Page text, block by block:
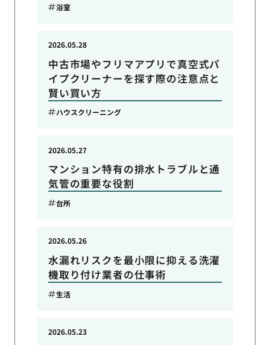
浴室
中古市場やフリマアプリで真空式パ
イプクリーナーを探す際の注意点と
賢い買い方
2026.05.28
ハウスクリーニング
マンション特有の排水トラブルと通
気管の重要な役割
2026.05.27
台所
水漏れリスクを最小限に抑える洗濯
機取り付け業者の仕事術
2026.05.26
生活
2026.05.23